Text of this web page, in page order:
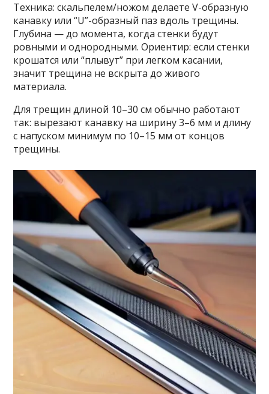
Техника: скальпелем/ножом делаете V-образную
канавку или “U”-образный паз вдоль трещины.
Глубина — до момента, когда стенки будут
ровными и однородными. Ориентир: если стенки
крошатся или “плывут” при легком касании,
значит трещина не вскрыта до живого
материала.
Для трещин длиной 10–30 см обычно работают
так: вырезают канавку на ширину 3–6 мм и длину
с напуском минимум по 10–15 мм от концов
трещины.